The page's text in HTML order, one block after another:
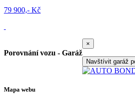
79 900,- Kč
Porovnání vozu - Garáž
×
Navštívit garáž
Mapa webu